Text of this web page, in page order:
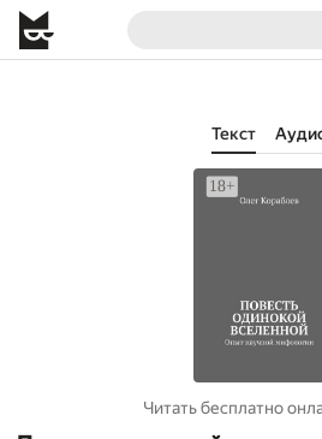
Текст
Читать бесплатно